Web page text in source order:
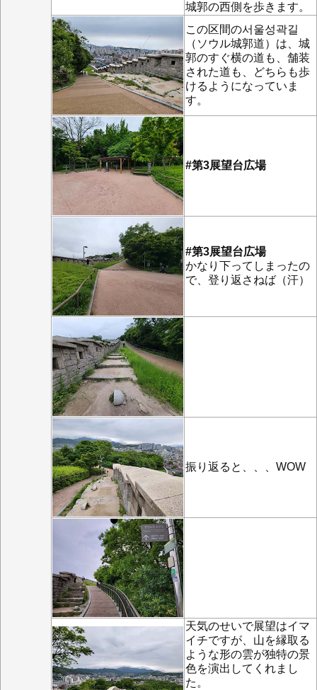
城郭の西側を歩きます。
この区間の서울성곽길
（ソウル城郭道）は、城
郭のすぐ横の道も、舗装
された道も、どちらも歩
けるようになっていま
す。
#第3展望台広場
#第3展望台広場
かなり下ってしまったの
で、登り返さねば（汗）
振り返ると、、、WOW
天気のせいで展望はイマ
イチですが、山を縁取る
ような形の雲が独特の景
色を演出してくれまし
た。